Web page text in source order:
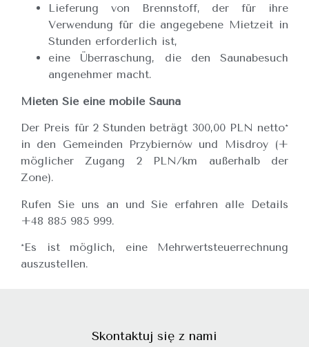
Lieferung von Brennstoff, der für ihre
Verwendung für die angegebene Mietzeit in
Stunden erforderlich ist,
eine Überraschung, die den Saunabesuch
angenehmer macht.
Mieten Sie eine mobile Sauna
Der Preis für 2 Stunden beträgt 300,00 PLN netto*
in den Gemeinden Przybiernów und Misdroy (+
möglicher Zugang 2 PLN/km außerhalb der
Zone).
Rufen Sie uns an und Sie erfahren alle Details
+48 885 985 999.
*Es ist möglich, eine Mehrwertsteuerrechnung
auszustellen.
Skontaktuj się z nami